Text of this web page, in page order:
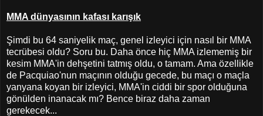
MMA dünyasının kafası karışık
Şimdi bu 64 saniyelik maç, genel izleyici için nasıl bir MMA
tecrübesi oldu? Soru bu. Daha önce hiç MMA izlememiş bir
kesim MMA'in dehşetini tatmış oldu, o tamam. Ama özellikle
de Pacquiao'nun maçının olduğu gecede, bu maçı o maçla
yanyana koyan bir izleyici, MMA'in ciddi bir spor olduğuna
gönülden inanacak mı? Bence biraz daha zaman
gerekecek...